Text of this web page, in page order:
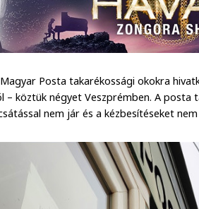
Posta takarékossági okokra
köztük négyet Veszprémben. A posta
nem jár és a kézbesítéseket